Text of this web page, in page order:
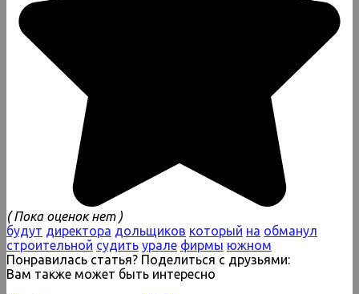
( Пока оценок нет )
будут директора дольщиков который на обманул
строительной судить урале фирмы южном
Понравилась статья? Поделиться с друзьями:
Вам также может быть интересно